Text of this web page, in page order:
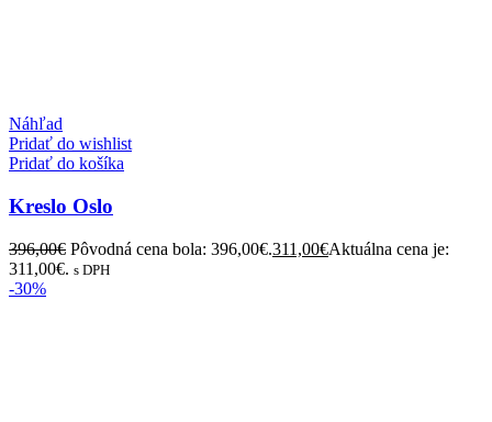
Náhľad
Pridať do wishlist
Pridať do košíka
Kreslo Oslo
396,00€ Pôvodná cena bola: 396,00€.311,00€Aktuálna cena je:
311,00€. s DPH
-30%